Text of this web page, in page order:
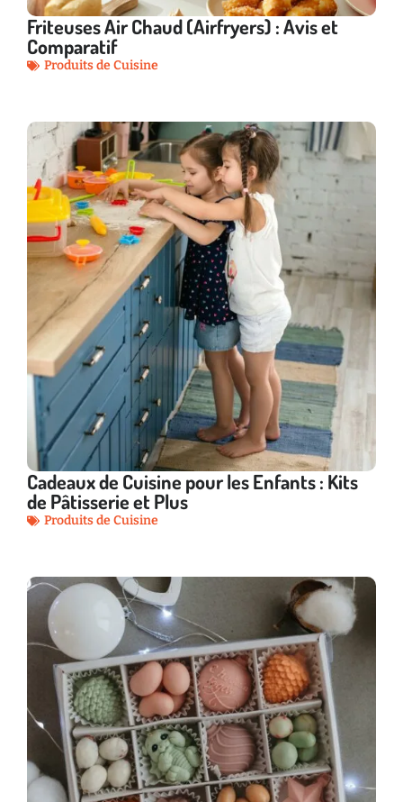
Friteuses Air Chaud (Airfryers) : Avis et
Comparatif
Produits de Cuisine
Cadeaux de Cuisine pour les Enfants : Kits
de Pâtisserie et Plus
Produits de Cuisine